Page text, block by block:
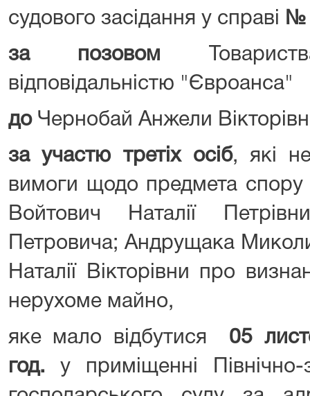
судового засідання у справі №
за позовом
відповідальністю "Євроанса"
доЧернобай Анжели
за участю третіх осіб, які
вимоги щодо предмета спору
Войтович Наталії
Петровича; Андрущака
Наталії Вікторівни про
нерухоме майно,
яке мало відбутися 05
год. у приміщенні Північно-